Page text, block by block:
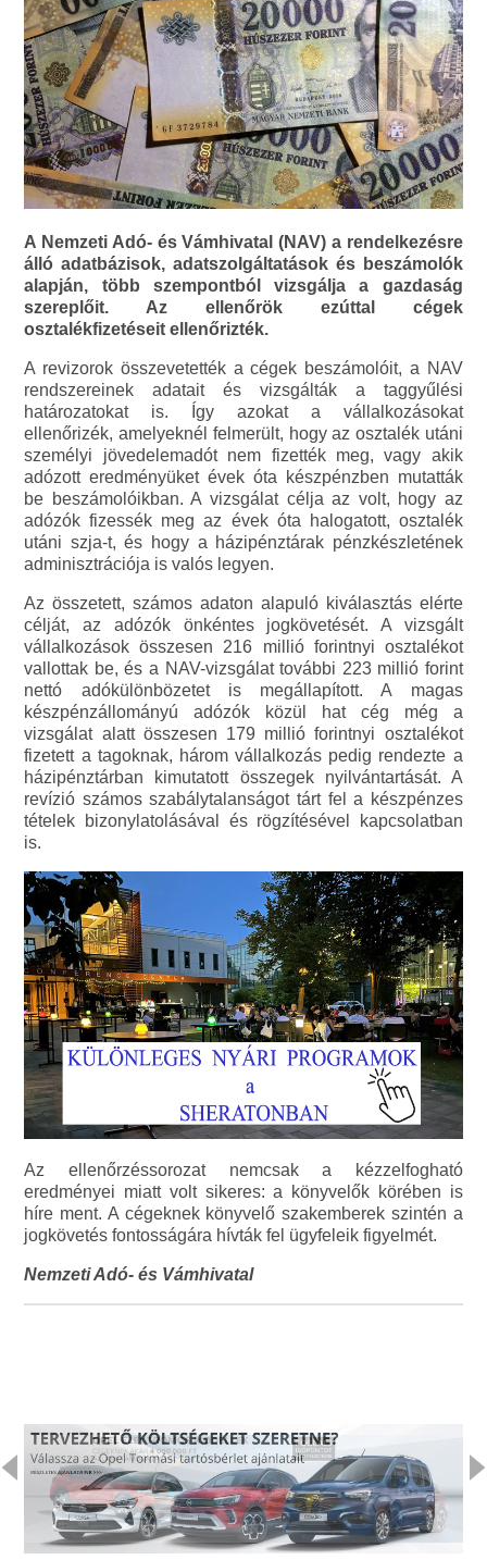
A Nemzeti Adó- és Vámhivatal (NAV) a rendelkezésre
álló adatbázisok, adatszolgáltatások és beszámolók
alapján, több szempontból vizsgálja a gazdaság
szereplőit. Az ellenőrök ezúttal cégek
osztalékfizetéseit ellenőrizték.
A revizorok összevetették a cégek beszámolóit, a NAV
rendszereinek adatait és vizsgálták a taggyűlési
határozatokat is. Így azokat a vállalkozásokat
ellenőrizék, amelyeknél felmerült, hogy az osztalék utáni
személyi jövedelemadót nem fizették meg, vagy akik
adózott eredményüket évek óta készpénzben mutatták
be beszámolóikban. A vizsgálat célja az volt, hogy az
adózók fizessék meg az évek óta halogatott, osztalék
utáni szja-t, és hogy a házipénztárak pénzkészletének
adminisztrációja is valós legyen.
Az összetett, számos adaton alapuló kiválasztás elérte
célját, az adózók önkéntes jogkövetését. A vizsgált
vállalkozások összesen 216 millió forintnyi osztalékot
vallottak be, és a NAV-vizsgálat további 223 millió forint
nettó adókülönbözetet is megállapított. A magas
készpénzállományú adózók közül hat cég még a
vizsgálat alatt összesen 179 millió forintnyi osztalékot
fizetett a tagoknak, három vállalkozás pedig rendezte a
házipénztárban kimutatott összegek nyilvántartását. A
revízió számos szabálytalanságot tárt fel a készpénzes
tételek bizonylatolásával és rögzítésével kapcsolatban
is.
Az ellenőrzéssorozat nemcsak a kézzelfogható
eredményei miatt volt sikeres: a könyvelők körében is
híre ment. A cégeknek könyvelő szakemberek szintén a
jogkövetés fontosságára hívták fel ügyfeleik figyelmét.
Nemzeti Adó- és Vámhivatal